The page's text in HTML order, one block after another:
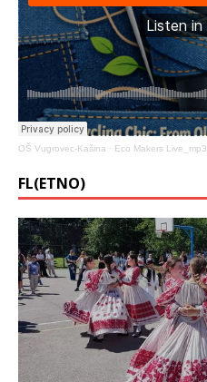
OŠ Vugrovec-Kašina · Eco Makers Live_mp3
FL(ETNO)